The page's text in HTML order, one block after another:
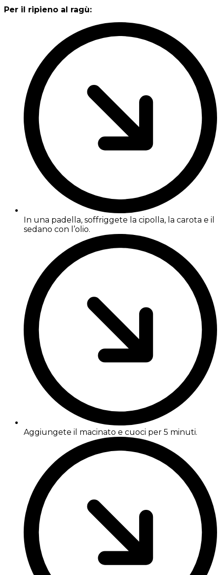
Per il ripieno al ragù:
In una padella, soffriggete la cipolla, la carota e il
sedano con l’olio.
Aggiungete il macinato e cuoci per 5 minuti.